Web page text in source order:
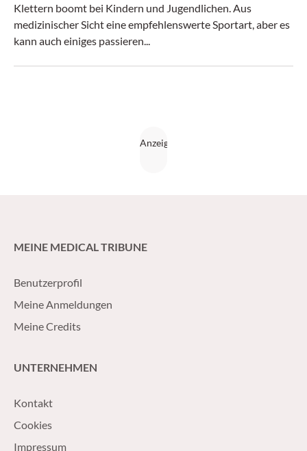
Klettern boomt bei Kindern und Jugendlichen. Aus
medizinischer Sicht eine empfehlenswerte Sportart, aber es
kann auch einiges passieren...
MEINE MEDICAL TRIBUNE
Benutzerprofil
Meine Anmeldungen
Meine Credits
UNTERNEHMEN
Kontakt
Cookies
Impressum